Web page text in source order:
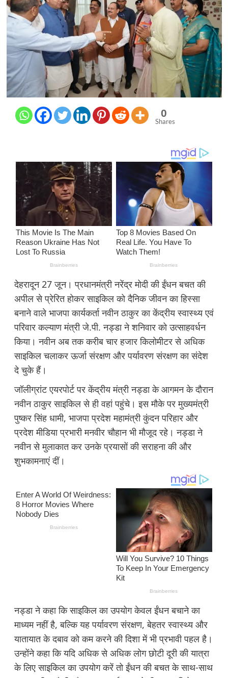
0
Shares
देहरादून 27 जून। प्रधानमंत्री नरेंद्र मोदी की ईंधन बचत की
अपील से प्रेरित होकर साइकिल को दैनिक जीवन का हिस्सा
बनाने वाले भाजपा कार्यकर्ता नवीन ठाकुर का केंद्रीय स्वास्थ्य एवं
परिवार कल्याण मंत्री जे.पी. नड्डा ने शनिवार को उत्साहवर्धन
किया। नवीन अब तक करीब चार हजार किलोमीटर से अधिक
साइकिल चलाकर ऊर्जा संरक्षण और पर्यावरण संरक्षण का संदेश
दे चुके हैं।
जॉलीग्रांट एयरपोर्ट पर केंद्रीय मंत्री नड्डा के आगमन के दौरान
नवीन ठाकुर साइकिल से ही वहां पहुंचे। इस मौके पर मुख्यमंत्री
पुष्कर सिंह धामी, भाजपा प्रदेश महामंत्री कुंदन परिहार और
प्रदेश मीडिया प्रभारी मनवीर चौहान भी मौजूद रहे। नड्डा ने
नवीन से मुलाकात कर उनके प्रयासों की सराहना की और
शुभकामनाएं दीं।
नड्डा ने कहा कि साइकिल का उपयोग केवल ईंधन बचाने का
माध्यम नहीं है, बल्कि यह पर्यावरण संरक्षण, बेहतर स्वास्थ्य और
यातायात के दबाव को कम करने की दिशा में भी प्रभावी पहल है।
उन्होंने कहा कि यदि अधिक से अधिक लोग छोटी दूरी की यात्रा
के लिए साइकिल का उपयोग करें तो ईंधन की बचत के साथ-साथ